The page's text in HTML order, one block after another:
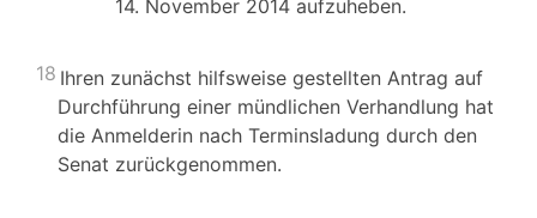
14. November 2014 aufzuheben.
18 Ihren zunächst hilfsweise gestellten Antrag auf
Durchführung einer mündlichen Verhandlung hat
die Anmelderin nach Terminsladung durch den
Senat zurückgenommen.